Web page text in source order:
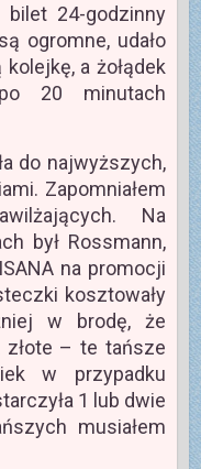
24-godzinny
ogromne, udało
a żołądek
20 minutach
do najwyższych,
Zapomniałem
Na
był Rossmann,
na promocji
kosztowały
w brodę, że
złote – te tańsze
w przypadku
1 lub dwie
musiałem